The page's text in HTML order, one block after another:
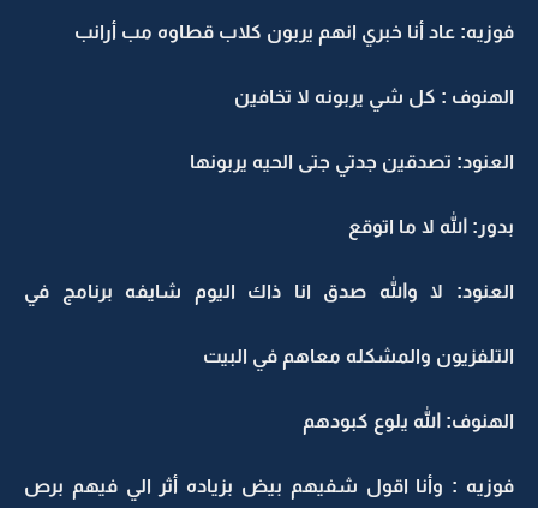
فوزيه: عاد أنا خبري انهم يربون كلاب قطاوه مب أرانب
الهنوف : كل شي يربونه لا تخافين
العنود: تصدقين جدتي جتى الحيه يربونها
بدور: الله لا ما اتوقع
العنود: لا والله صدق انا ذاك اليوم شايفه برنامج في
التلفزيون والمشكله معاهم في البيت
الهنوف: الله يلوع كبودهم
فوزيه : وأنا اقول شفيهم بيض بزياده أثر الي فيهم برص